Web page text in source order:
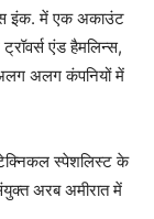
इंक. में एक अकाउंट
एंड हैमलिन्स,
अलग कंपनियों में
स्पेशलिस्ट के
अरब अमीरात में